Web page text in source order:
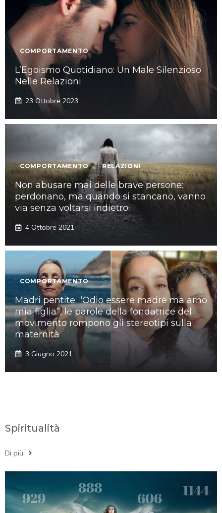
COMPORTAMENTO
L’Egoismo Quotidiano: Un Male Silenzioso
Nelle Relazioni
23 Ottobre 2023
COMPORTAMENTO , RELAZIONI
Non abusare mai delle brave persone:
perdonano, ma quando si stancano, vanno
via senza voltarsi indietro
4 Ottobre 2021
COMPORTAMENTO
Madri pentite: “Odio essere madre ma amo
mia figlia”, le parole della fondatrice del
movimento rompono gli stereotipi sulla
maternità
3 Giugno 2021
Spiritualità
Di più